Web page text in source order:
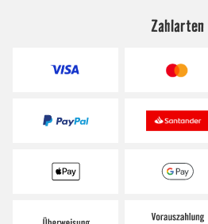
Zahlarten